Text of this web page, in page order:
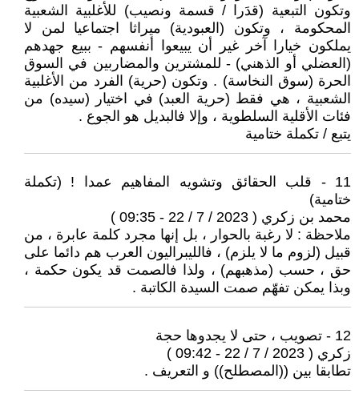
وتكون التبعية (قدَرا / قسمة ونصيب) للأغلبية الشعبية
المحكومة ، وتكون (العبودية) ميراثا اجتماعيا لمن لا
يملكون خيارا آخر غير أن يبيعوا أنفسهم - ببيع جهدهم
(العضلي أو الذهني) - للمشترين والمضاربين في السوق
الحرة (سوق النخاسة) . وتكون (حرية) الفرد من الأغلبية
الشعبية ، هي فقط (حرية العبد) في اختيار (سيده) من
فئات الأقلية السلطوية ، وإلا فالبديل هو الجوع .
يتبع / تكملة ختامية
11 - قلب الحقائق وتشويه المفاهيم عمدا ! (تكملة
ختامية)
محمد بن زكري ( 2023 / 7 / 22 - 09:35 )
ملاحظة : لا رغبة بالحوار ، بل إنها مجرد كلمة عابرة ، من
قبيل (لزوم ما لا يلزم) ، فالليبراليون العرب هم دائما على
حق ، حسب (مذهبهم) ، ولذا فالصمت قد يكون حكمة ،
وبذا يمكن تفهّم صمت السيدة الكاتبة .
12 - تصويب ، حتى لا يجدوها حجة
زكري ( 2023 / 7 / 22 - 09:42 )
تطابقا بين ((المصطلح)) و التعريف .